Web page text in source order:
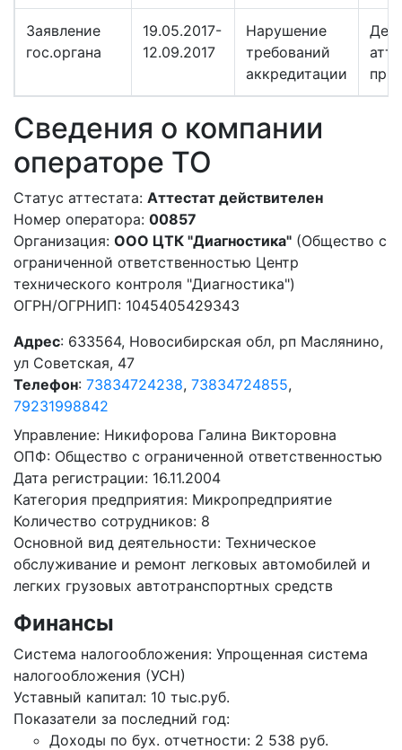
Заявление
гос.органа
19.05.2017-
12.09.2017
Нарушение
требований
аккредитации
Сведения о компании
операторе ТО
Статус аттестата: Аттестат действителен
Номер оператора: 00857
Организация: ООО ЦТК "Диагностика" (Общество с
ограниченной ответственностью Центр
технического контроля "Диагностика")
ОГРН/ОГРНИП: 1045405429343
Адрес: 633564, Новосибирская обл, рп Маслянино,
ул Советская, 47
Телефон: 73834724238, 73834724855,
79231998842
Управление: Никифорова Галина Викторовна
ОПФ: Общество с ограниченной ответственностью
Дата регистрации: 16.11.2004
Категория предприятия: Микропредприятие
Количество сотрудников: 8
Основной вид деятельности: Техническое
обслуживание и ремонт легковых автомобилей и
легких грузовых автотранспортных средств
Финансы
Система налогообложения: Упрощенная система
налогообложения (УСН)
Уставный капитал: 10 тыс.руб.
Показатели за последний год:
Доходы по бух. отчетности: 2 538 руб.